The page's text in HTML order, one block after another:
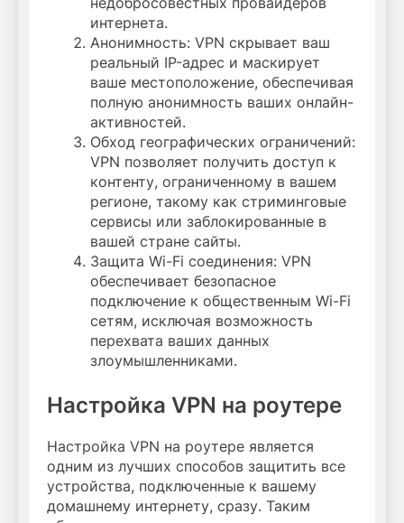
интернета.
Анонимность: VPN скрывает ваш
реальный IP-адрес и маскирует
ваше местоположение, обеспечивая
полную анонимность ваших онлайн-
активностей.
Обход географических ограничений:
VPN позволяет получить доступ к
контенту, ограниченному в вашем
регионе, такому как стриминговые
сервисы или заблокированные в
вашей стране сайты.
Защита Wi-Fi соединения: VPN
обеспечивает безопасное
подключение к общественным Wi-Fi
сетям, исключая возможность
перехвата ваших данных
злоумышленниками.
Настройка VPN на роутере
Настройка VPN на роутере является
одним из лучших способов защитить все
устройства, подключенные к вашему
домашнему интернету, сразу. Таким